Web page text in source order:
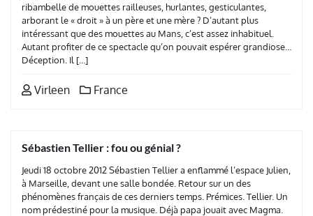
ribambelle de mouettes railleuses, hurlantes, gesticulantes,
arborant le « droit » à un père et une mère ? D’autant plus
intéressant que des mouettes au Mans, c’est assez inhabituel.
Autant profiter de ce spectacle qu’on pouvait espérer grandiose…
Déception. Il […]
Virleen France
Sébastien Tellier : fou ou génial ?
Jeudi 18 octobre 2012 Sébastien Tellier a enflammé l’espace Julien,
à Marseille, devant une salle bondée. Retour sur un des
phénomènes français de ces derniers temps. Prémices. Tellier. Un
nom prédestiné pour la musique. Déjà papa jouait avec Magma.